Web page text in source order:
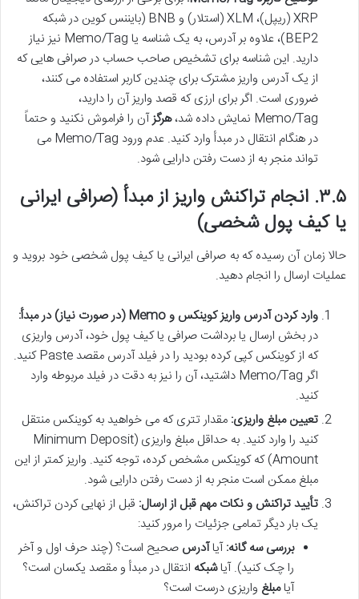
XRP (ریپل)، XLM (استلار) و BNB (بایننس کوین در شبکه
BEP2)، علاوه بر آدرس، به یک شناسه یا Memo/Tag نیز نیاز
دارید. این شناسه برای تشخیص صاحب حساب در صرافی هایی که
از یک آدرس واریز مشترک برای چندین کاربر استفاده می کنند،
ضروری است. اگر برای ارزی که قصد واریز آن را دارید،
Memo/Tag نمایش داده شد،
هرگزآن را فراموش نکنید و حتماً
در هنگام انتقال در مبدأ وارد کنید. عدم ورود Memo/Tag می
تواند منجر به از دست رفتن دارایی شود.
۳.۵. انجام تراکنش واریز از مبدأ (صرافی ایرانی
یا کیف پول شخصی)
حالا زمان آن رسیده که به صرافی ایرانی یا کیف پول شخصی خود بروید و
عملیات ارسال را انجام دهید.
وارد کردن آدرس واریز کوینکس و Memo (در صورت نیاز) در مبدأ:
در بخش ارسال یا برداشت صرافی یا کیف پول خود، آدرس واریزی
که از کوینکس کپی کرده بودید را در فیلد آدرس مقصد Paste کنید.
اگر Memo/Tag داشتید، آن را نیز به دقت در فیلد مربوطه وارد
کنید.
تعیین مبلغ واریزی: مقدار تتری که می خواهید به کوینکس منتقل
کنید را وارد کنید. به حداقل مبلغ واریزی (Minimum Deposit
Amount) که کوینکس مشخص کرده، توجه کنید. واریز کمتر از این
مبلغ ممکن است منجر به از دست رفتن دارایی شود.
تأیید تراکنش و نکات مهم قبل از ارسال: قبل از نهایی کردن تراکنش،
یک بار دیگر تمامی جزئیات را مرور کنید:
بررسی سه گانه:آیاآدرس صحیح است؟ (چند حرف اول و آخر
را چک کنید). آیاشبکه انتقال در مبدأ و مقصد یکسان است؟
آیامبلغ واریزی درست است؟